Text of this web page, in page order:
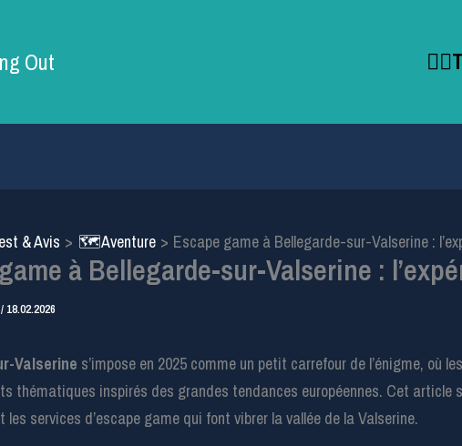
Out
& Avis 🗺️Aventure Escape game à Bellegarde-sur-Valserine :
à Bellegarde-sur-Valserine :
/ 18.02.2026
Valserine s’impose en 2025 comme un petit carrefour de l’énigme, où
thématiques inspirés des grandes tendances européennes. Cet
les services d’escape game qui font vibrer la vallée de la Valserine.